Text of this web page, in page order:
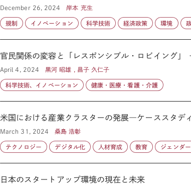
December 26, 2024 岸本 充生
規制 イノベーション 科学技術 経済政策 環境
官民関係の変容と「レスポンシブル・ロビイング」
April 4, 2024 黒河 昭雄 , 昌子 久仁子
科学技術、イノベーション 健康・医療・看護・介護
米国における産業クラスターの発展―ケーススタデ
March 31, 2024 桑島 浩彰
テクノロジー デジタル化 人材育成 教育 ジェンダー
日本のスタートアップ環境の現在と未来